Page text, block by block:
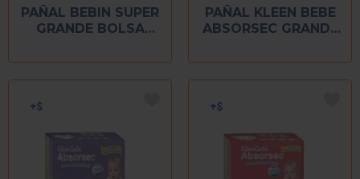
PAÑAL BEBIN SUPER
GRANDE BOLSA
PAÑAL KLEEN BEBE
ABSORSEC GRANDE